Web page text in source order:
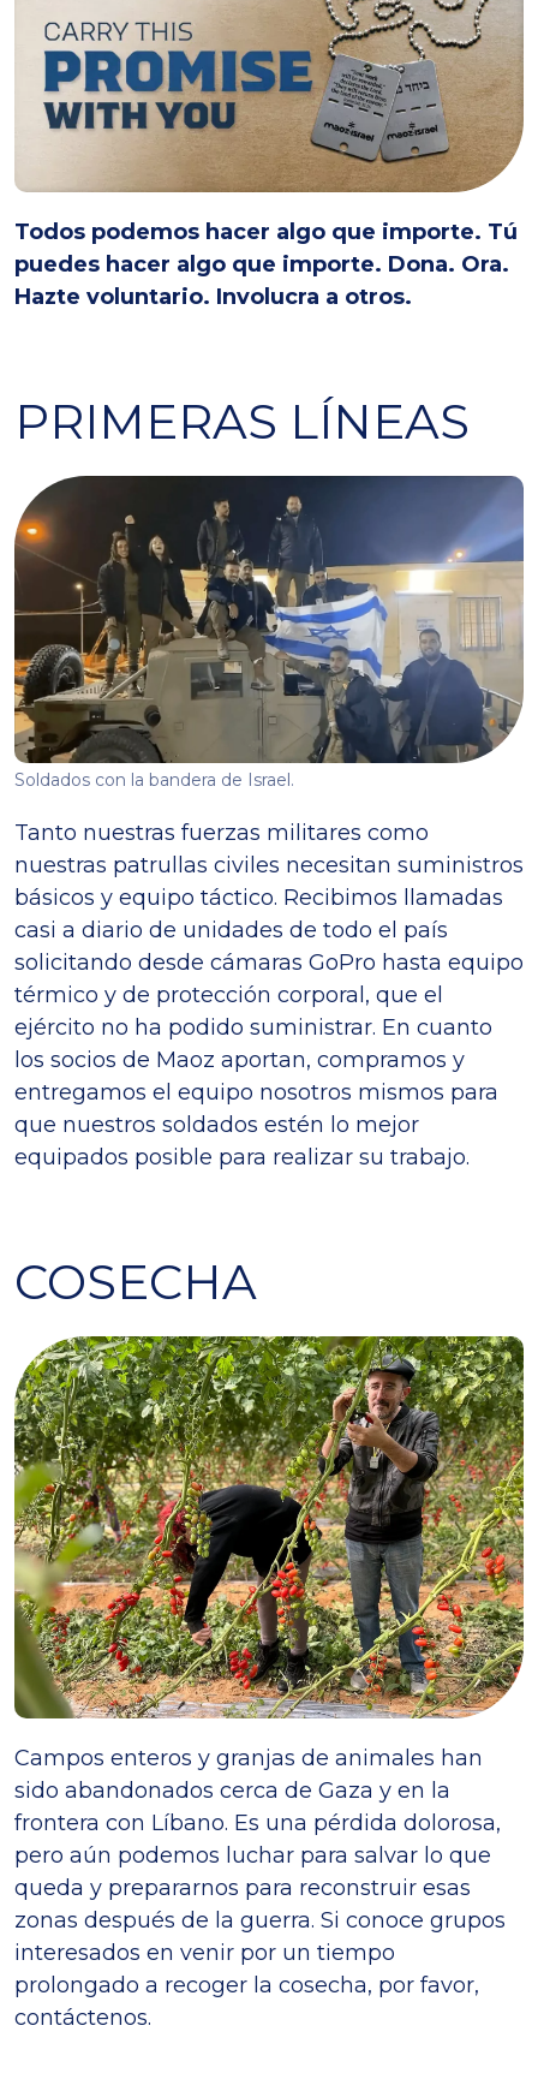
Todos podemos hacer algo que importe. Tú
puedes hacer algo que importe. Dona. Ora.
Hazte voluntario. Involucra a otros.
PRIMERAS LÍNEAS
Soldados con la bandera de Israel.
Tanto nuestras fuerzas militares como
nuestras patrullas civiles necesitan suministros
básicos y equipo táctico. Recibimos llamadas
casi a diario de unidades de todo el país
solicitando desde cámaras GoPro hasta equipo
térmico y de protección corporal, que el
ejército no ha podido suministrar. En cuanto
los socios de Maoz aportan, compramos y
entregamos el equipo nosotros mismos para
que nuestros soldados estén lo mejor
equipados posible para realizar su trabajo.
COSECHA
Campos enteros y granjas de animales han
sido abandonados cerca de Gaza y en la
frontera con Líbano. Es una pérdida dolorosa,
pero aún podemos luchar para salvar lo que
queda y prepararnos para reconstruir esas
zonas después de la guerra. Si conoce grupos
interesados en venir por un tiempo
prolongado a recoger la cosecha, por favor,
contáctenos.